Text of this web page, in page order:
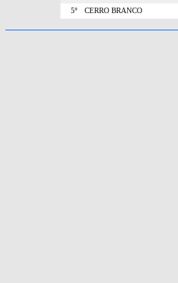
5º
CERRO BRANCO